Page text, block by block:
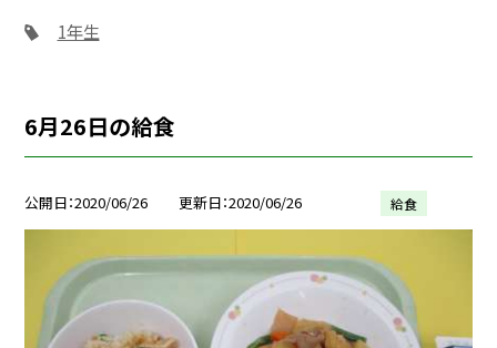
1年生
6月26日の給食
公開日 2020/06/26 更新日 2020/06/26 給食